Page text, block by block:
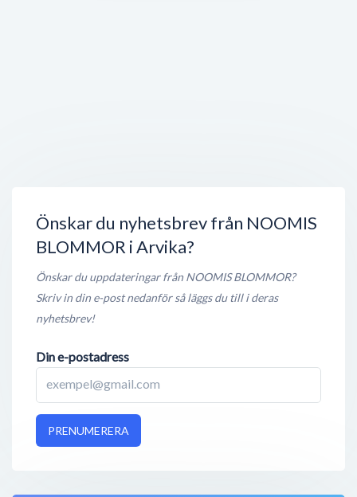
Önskar du nyhetsbrev från NOOMIS
BLOMMOR i Arvika?
Önskar du uppdateringar från NOOMIS BLOMMOR?
Skriv in din e-post nedanför så läggs du till i deras
nyhetsbrev!
Din e-postadress
PRENUMERERA